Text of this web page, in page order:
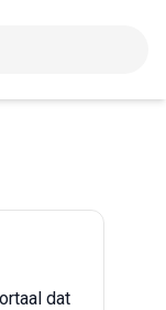
dat